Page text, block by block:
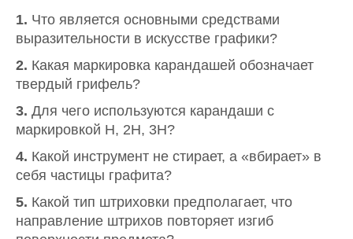
1. Что является основными средствами
выразительности в искусстве графики?
2. Какая маркировка карандашей обозначает
твердый грифель?
3. Для чего используются карандаши с
маркировкой H, 2H, 3H?
4. Какой инструмент не стирает, а «вбирает» в
себя частицы графита?
5. Какой тип штриховки предполагает, что
направление штрихов повторяет изгиб